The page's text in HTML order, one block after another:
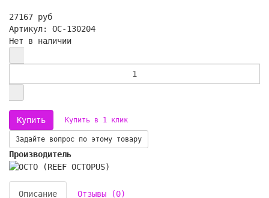
27167 руб
Артикул: OC-130204
Нет в наличии
Купить в 1 клик
Задайте вопрос по этому товару
Производитель
Описание Отзывы (0)